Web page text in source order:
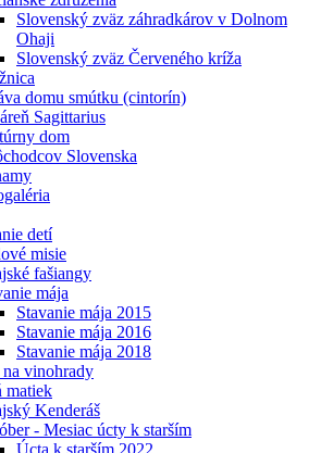
Slovenský zväz záhradkárov v Dolnom
Ohaji
Slovenský zväz Červeného kríža
domu smútku (cintorín)
Sagittarius
dom
Slovenska
detí
misie
fašiangy
mája
Stavanie mája 2015
Stavanie mája 2016
Stavanie mája 2018
vinohrady
matiek
Kenderáš
- Mesiac úcty k starším
Úcta k starším 2022